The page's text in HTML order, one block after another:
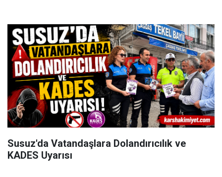
Susuz'da Vatandaşlara Dolandırıcılık ve
KADES Uyarısı